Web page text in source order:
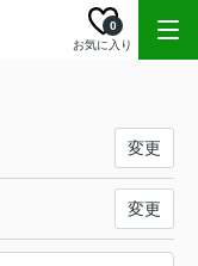
お気に入り
0
変更
変更